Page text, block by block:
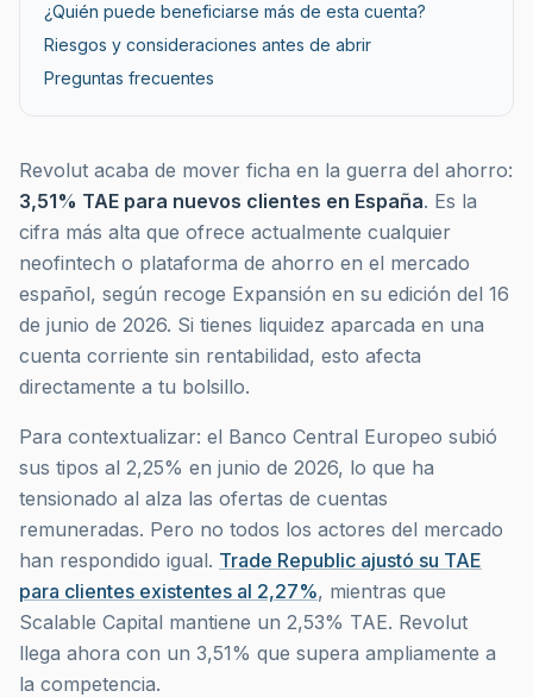
¿Quién puede beneficiarse más de esta cuenta?
Riesgos y consideraciones antes de abrir
Preguntas frecuentes
Revolut acaba de mover ficha en la guerra del ahorro:
3,51% TAE para nuevos clientes en España. Es la
cifra más alta que ofrece actualmente cualquier
neofintech o plataforma de ahorro en el mercado
español, según recoge Expansión en su edición del 16
de junio de 2026. Si tienes liquidez aparcada en una
cuenta corriente sin rentabilidad, esto afecta
directamente a tu bolsillo.
Para contextualizar: el Banco Central Europeo subió
sus tipos al 2,25% en junio de 2026, lo que ha
tensionado al alza las ofertas de cuentas
remuneradas. Pero no todos los actores del mercado
han respondido igual. Trade Republic ajustó su TAE
para clientes existentes al 2,27%, mientras que
Scalable Capital mantiene un 2,53% TAE. Revolut
llega ahora con un 3,51% que supera ampliamente a
la competencia.